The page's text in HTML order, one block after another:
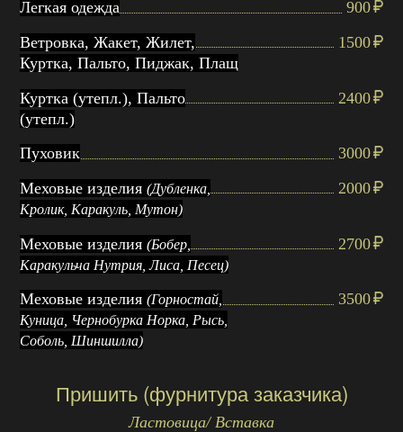
Легкая одежда
900
Ветровка, Жакет, Жилет,
Куртка, Пальто, Пиджак, Плащ
1500
Куртка (утепл.), Пальто
(утепл.)
2400
Пуховик
3000
Меховые изделия(Дубленка,
Кролик, Каракуль, Мутон)
2000
Меховые изделия(Бобер,
Каракульча Нутрия, Лиса, Песец)
2700
Меховые изделия(Горностай,
Куница, Чернобурка Норка, Рысь,
Соболь, Шиншилла)
3500
Пришить (фурнитура заказчика)
Ластовица/ Вставка